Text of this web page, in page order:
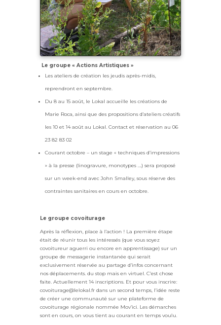
Le groupe « Actions Artistiques »
Les ateliers de création les jeudis après-midis,
reprendront en septembre.
Du 8 au 15 août, le Lokal accueille les créations de
Marie Roca, ainsi que des propositions d’ateliers créatifs
les 10 et 14 août au Lokal. Contact et réservation au 06
23 82 83 02
Courant octobre – un stage « techniques d’impressions
» à la presse (linogravure, monotypes ….) sera proposé
sur un week-end avec John Smalley, sous réserve des
contraintes sanitaires en cours en octobre.
Le groupe covoiturage
Après la réflexion, place à l’action ! La première étape
était de réunir tous les intéressés (que vous soyez
covoitureur aguerri ou encore en apprentissage) sur un
groupe de messagerie instantanée qui serait
exclusivement réservée au partage d’infos concernant
nos déplacements. du stop mais en virtuel. C’est chose
faite. Actuellement 14 inscriptions. Et pour vous inscrire:
covoiturage@lelokal.fr dans un second temps, l’idée reste
de créer une communauté sur une plateforme de
covoiturage régionale nommée Mov’ici. Les démarches
sont en cours, on vous tient au courant en temps voulu.